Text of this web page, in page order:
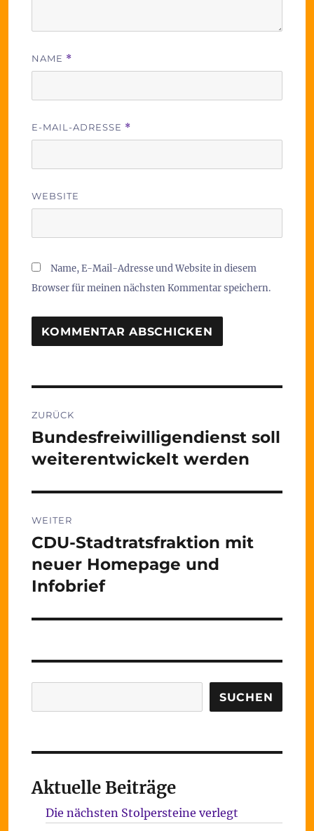
NAME *
E-MAIL-ADRESSE *
WEBSITE
Name, E-Mail-Adresse und Website in diesem
Browser für meinen nächsten Kommentar speichern.
ZURÜCK
Vorheriger
Beitrag:
Bundesfreiwilligendienst soll
weiterentwickelt werden
WEITER
Nächster
Beitrag:
CDU-Stadtratsfraktion mit
neuer Homepage und
Infobrief
SUCHEN
Aktuelle Beiträge
Die nächsten Stolpersteine verlegt